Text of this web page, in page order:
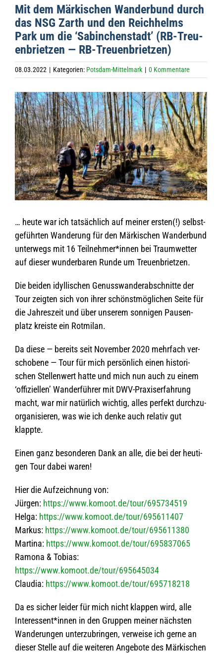
Mit dem Mär­ki­schen Wan­der­bund durch
das NSG Zarth und den Reich­helms
Park um die ‘Sabin­chen­stadt’ (RB-Treu­
en­briet­zen — RB-Treuenbrietzen)
08.03.2022 | Kategorien: Potsdam-Mittelmark | 0 Kommentare
Zeige
grösseres
Bild
… heute war ich tat­säch­lich auf mei­ner ers­ten(!) selbst­
ge­führ­ten Wan­de­rung für den Mär­ki­schen Wan­der­bund
unter­wegs mit 16 Teilnehmer*innen bei Traum­wet­ter
auf die­ser wun­der­ba­ren Runde um Treuenbrietzen.
Die bei­den idyl­li­schen Genuss­wan­der­ab­schnitte der
Tour zeig­ten sich von ihrer schönst­mög­li­chen Seite für
die Jah­res­zeit und über unse­rem son­ni­gen Pau­sen­
platz kreiste ein Rotmilan.
Da diese — bereits seit Novem­ber 2020 mehr­fach ver­
scho­bene — Tour für mich per­sön­lich einen his­to­ri­
schen Stel­len­wert hatte und mich nun auch zu einem
‘offi­zi­el­len’ Wan­der­füh­rer mit DWV-Pra­xis­er­fah­rung
macht, war mir natür­lich wich­tig, alles per­fekt durch­zu­
or­ga­ni­sie­ren, was wie ich denke auch rela­tiv gut
klappte.
Einen ganz beson­de­ren Dank an alle, die bei der heu­ti­
gen Tour dabei waren!
Hier die Auf­zeich­nung von:
Jür­gen: https://www.komoot.de/tour/695734519
Helga: https://www.komoot.de/tour/695611407
Mar­kus: https://www.komoot.de/tour/695611380
Mar­tina: https://www.komoot.de/tour/695837065
Ramona & Tobias:
https://www.komoot.de/tour/695645034
Clau­dia: https://www.komoot.de/tour/695718218
Da es sicher lei­der für mich nicht klap­pen wird, alle
Interessent*innen in den Grup­pen mei­ner nächs­ten
Wan­de­run­gen unter­zu­brin­gen, ver­weise ich gerne an
die­ser Stelle auf die wei­te­ren Ange­bote des Mär­ki­schen